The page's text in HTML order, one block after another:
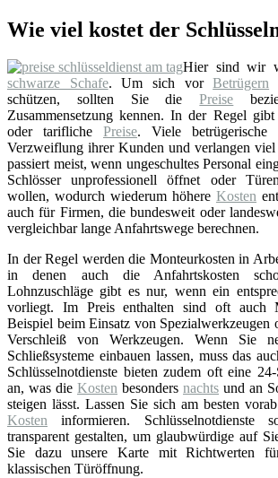
Wie viel kostet der
Hier sind wir
schwarze Schafe. Um sich vorBetrügern
schützen, sollten Sie diePreise
Zusammensetzung kennen. In der Regel
oder tarifliche Preise. Viele betrügerische
Verzweiflung ihrer Kunden und verlangen viel
passiert meist, wenn ungeschultes Personal
Schlösser unprofessionell öffnet oder
wollen, wodurch wiederum höhere Kosten
auch für Firmen, die bundesweit oder
vergleichbar lange Anfahrtswege berechnen.
In der Regel werden die Monteurkosten in
in denen auch die Anfahrtskosten
Lohnzuschläge gibt es nur, wenn ein
vorliegt. Im Preis enthalten sind oft auch
Beispiel beim Einsatz von Spezialwerkzeugen
Verschleiß von Werkzeugen. Wenn Sie
Schließsysteme einbauen lassen, muss das
Schlüsselnotdienste bieten zudem oft eine
an, was die Kosten besonders nachts und an
steigen lässt. Lassen Sie sich am besten
Kosten informieren. Schlüsselnotdienste
transparent gestalten, um glaubwürdige auf
Sie dazu unsere Karte mit Richtwerten
klassischen Türöffnung.